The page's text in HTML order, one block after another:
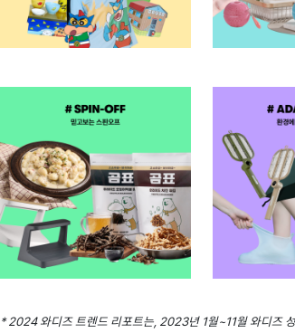
* 2024 와디즈 트렌드 리포트는, 2023년 1월~11월 와디즈